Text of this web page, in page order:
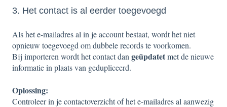
3. Het contact is al eerder toegevoegd
Als het e-mailadres al in je account bestaat, wordt het niet
opnieuw toegevoegd om dubbele records te voorkomen.
Bij importeren wordt het contact dangeüpdatetmet de nieuwe
informatie in plaats van gedupliceerd.
Oplossing:
Controleer in je contactoverzicht of het e-mailadres al aanwezig